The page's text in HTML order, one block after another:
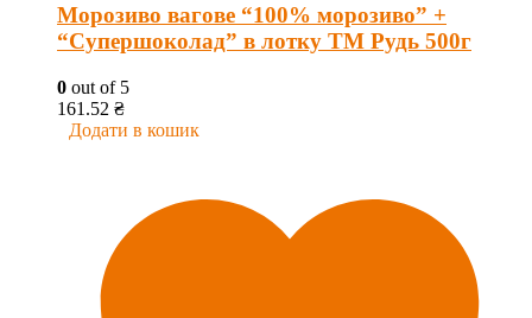
Морозиво вагове “100% морозиво” +
“Супершоколад” в лотку ТМ Рудь 500г
0 out of 5
161.52 ₴
Додати в кошик